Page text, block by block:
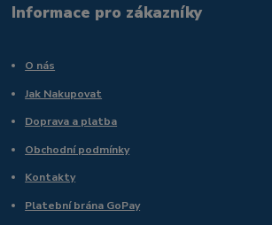
Informace pro zákazníky
O nás
Jak Nakupovat
Doprava a platba
Obchodní podmínky
Kontakty
Platební brána GoPay